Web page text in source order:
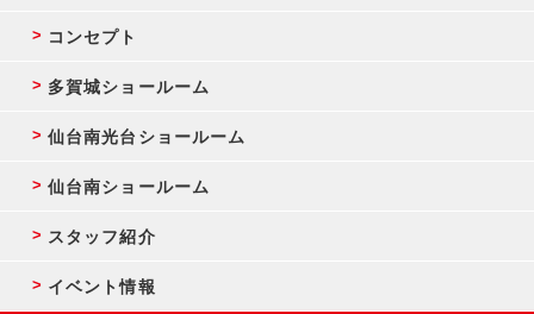
コンセプト
多賀城ショールーム
仙台南光台ショールーム
仙台南ショールーム
スタッフ紹介
イベント情報